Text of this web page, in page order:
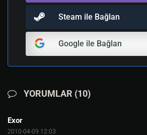
Steam ile Bağlan
Google ile Bağlan
YORUMLAR (10)
Exor
2010-04-09 12:03